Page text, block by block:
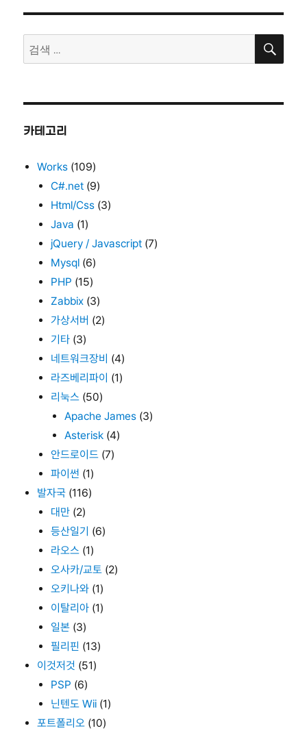
검
색:
검
카테고리
Works (109)
C#.net (9)
Html/Css (3)
Java (1)
jQuery / Javascript (7)
Mysql (6)
PHP (15)
Zabbix (3)
가상서버 (2)
기타 (3)
네트워크장비 (4)
라즈베리파이 (1)
리눅스 (50)
Apache James (3)
Asterisk (4)
안드로이드 (7)
파이썬 (1)
발자국 (116)
대만 (2)
등산일기 (6)
라오스 (1)
오사카/교토 (2)
오키나와 (1)
이탈리아 (1)
일본 (3)
필리핀 (13)
이것저것 (51)
PSP (6)
닌텐도 Wii (1)
포트폴리오 (10)